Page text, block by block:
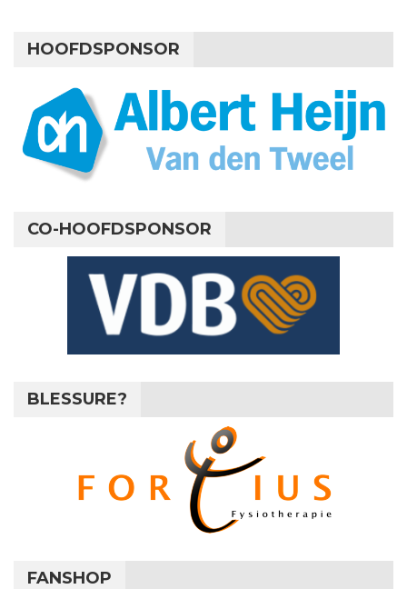
HOOFDSPONSOR
CO-HOOFDSPONSOR
BLESSURE?
FANSHOP